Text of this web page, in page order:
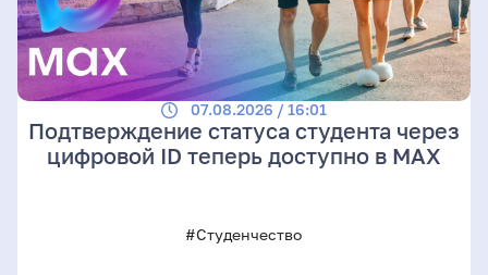
07.08.2026 / 16:01
Подтверждение статуса студента через
цифровой ID теперь доступно в МАХ
#Студенчество